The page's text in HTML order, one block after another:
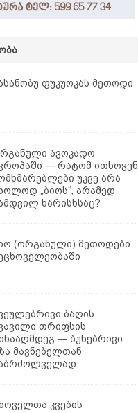
ფუკუოკას მეთოდი
ავოკადო
— რატომ ითხოვენ
უკვე არა
„ბიოს“, არამედ
ხარისხსაც?
(ორგანული) მეთოდები
ბაღის
თრიფსის
— ბუნებრივი
მავნებელთან
კვების